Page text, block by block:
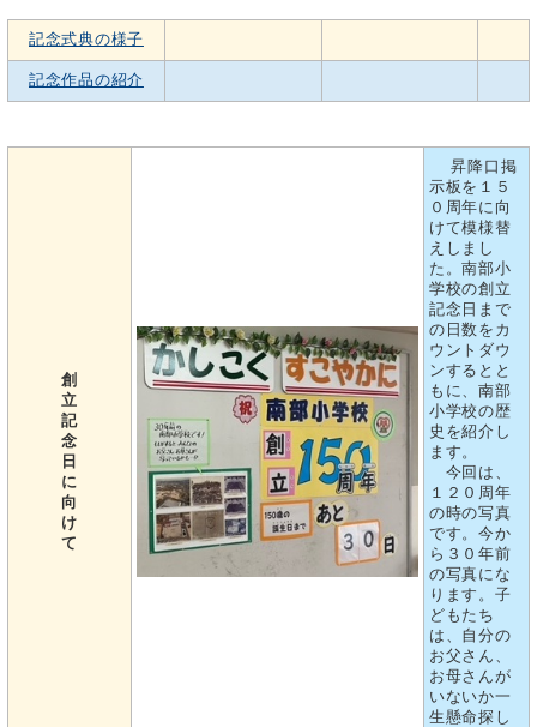
記念式典の様子
記念作品の紹介
創
立
記
念
日
に
向
け
て
昇降口掲
示板を１５
０周年に向
けて模様替
えしまし
た。南部小
学校の創立
記念日まで
の日数をカ
ウントダウ
ンするとと
もに、南部
小学校の歴
史を紹介し
ます。
今回は、
１２０周年
の時の写真
です。今か
ら３０年前
の写真にな
ります。子
どもたち
は、自分の
お父さん、
お母さんが
いないか一
生懸命探し